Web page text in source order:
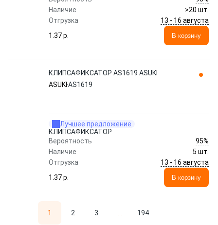
Наличие
>20 шт.
Отгрузка
13 - 16 августа
1.37 p.
В корзину
КЛИПСАФИКСАТОР AS1619 ASUKI
ASUKI AS1619
Лучшее предложение
КЛИПСАФИКСАТОР
Вероятность
95%
Наличие
5 шт.
Отгрузка
13 - 16 августа
1.37 p.
В корзину
1 2 3 194